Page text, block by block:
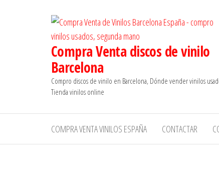
Compra Venta discos de vinilo
Barcelona
Compro discos de vinilo en Barcelona, Dónde vender vinilos
Tienda vinilos online
COMPRA VENTA VINILOS ESPAÑA CONTACTAR